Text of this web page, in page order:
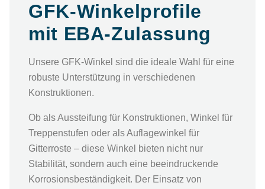
GFK-Winkelprofile
mit EBA-Zulassung
Unsere GFK-Winkel sind die ideale Wahl für eine
robuste Unterstützung in verschiedenen
Konstruktionen.
Ob als Aussteifung für Konstruktionen, Winkel für
Treppenstufen oder als Auflagewinkel für
Gitterroste – diese Winkel bieten nicht nur
Stabilität, sondern auch eine beeindruckende
Korrosionsbeständigkeit. Der Einsatz von